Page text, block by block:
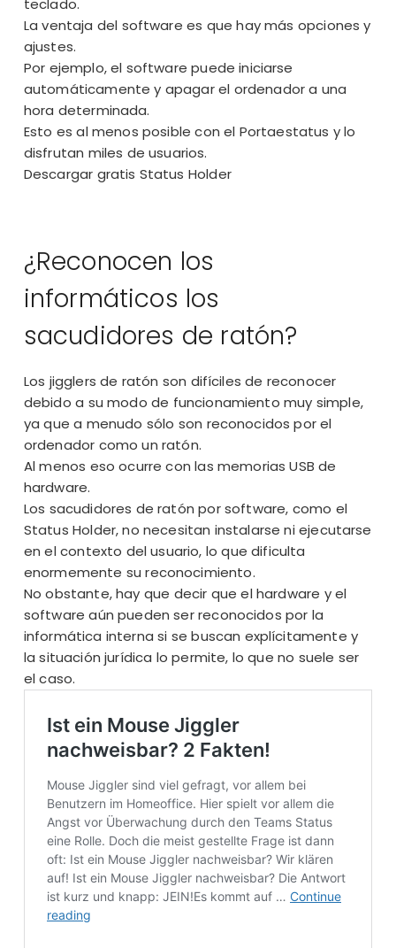
teclado.
La ventaja del software es que hay más opciones y
ajustes.
Por ejemplo, el software puede iniciarse
automáticamente y apagar el ordenador a una
hora determinada.
Esto es al menos posible con el Portaestatus y lo
disfrutan miles de usuarios.
Descargar gratis Status Holder
¿Reconocen los
informáticos los
sacudidores de ratón?
Los jigglers de ratón son difíciles de reconocer
debido a su modo de funcionamiento muy simple,
ya que a menudo sólo son reconocidos por el
ordenador como un ratón.
Al menos eso ocurre con las memorias USB de
hardware.
Los sacudidores de ratón por software, como el
Status Holder, no necesitan instalarse ni ejecutarse
en el contexto del usuario, lo que dificulta
enormemente su reconocimiento.
No obstante, hay que decir que el hardware y el
software aún pueden ser reconocidos por la
informática interna si se buscan explícitamente y
la situación jurídica lo permite, lo que no suele ser
el caso.